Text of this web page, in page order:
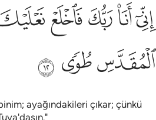
اني انا ربك فاخلع
إِنِّىٓ أَنَا۠ رَبُّكَ فَٱخْلَعْ نَعْلَيْكَ
ﲺﲻﲼﲽ
ﳁﳂ ﳃ
ayağındakileri çıkar; çünkü